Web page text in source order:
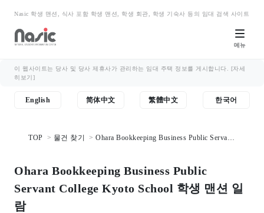
Nasic 학생 맨션, 식사 포함 학생 맨션, 학생 회관, 학생 기숙사 등의 임대 검색 사이트
메뉴
이 웹사이트는 당사 및 당사 제휴사가 관리하는 임대 주택 정보를 게시합니다. [자세
히보기]
English 简体中文 繁體中文 한국어
TOP 물건 찾기
Ohara Bookkeeping Business Public Servant
Ohara Bookkeeping Business Public
Servant College Kyoto School 학생 맨션 일
람